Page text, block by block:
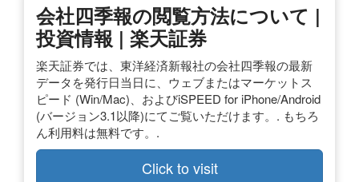
会社四季報の閲覧方法について |
投資情報 | 楽天証券
楽天証券では、東洋経済新報社の会社四季報の最新
データを発行日当日に、ウェブまたはマーケットス
ピード (Win/Mac)、およびiSPEED for iPhone/Android
(バージョン3.1以降)にてご覧いただけます。. もちろ
ん利用料は無料です。.
Click to visit